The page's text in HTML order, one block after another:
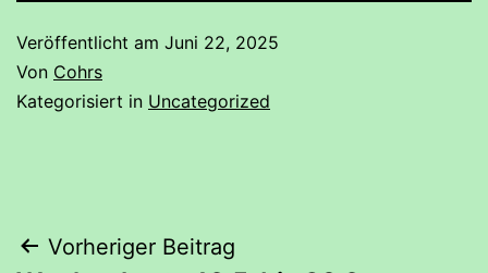
Veröffentlicht am Juni 22, 2025
Von Cohrs
Kategorisiert in Uncategorized
Beitrags-
Vorheriger Beitrag